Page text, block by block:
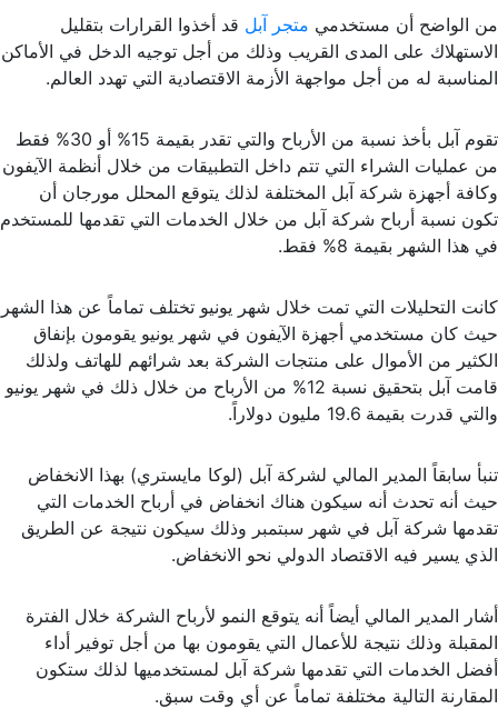
من الواضح أن مستخدمي متجر آبل قد أخذوا القرارات بتقليل
الاستهلاك على المدى القريب وذلك من أجل توجيه الدخل في الأماكن
المناسبة له من أجل مواجهة الأزمة الاقتصادية التي تهدد العالم.
تقوم آبل بأخذ نسبة من الأرباح والتي تقدر بقيمة 15% أو 30% فقط
من عمليات الشراء التي تتم داخل التطبيقات من خلال أنظمة الآيفون
وكافة أجهزة شركة آبل المختلفة لذلك يتوقع المحلل مورجان أن
تكون نسبة أرباح شركة آبل من خلال الخدمات التي تقدمها للمستخدم
في هذا الشهر بقيمة 8% فقط.
كانت التحليلات التي تمت خلال شهر يونيو تختلف تماماً عن هذا الشهر
حيث كان مستخدمي أجهزة الآيفون في شهر يونيو يقومون بإنفاق
الكثير من الأموال على منتجات الشركة بعد شرائهم للهاتف ولذلك
قامت آبل بتحقيق نسبة 12% من الأرباح من خلال ذلك في شهر يونيو
والتي قدرت بقيمة 19.6 مليون دولاراً.
تنبأ سابقاً المدير المالي لشركة آبل (لوكا مايستري) بهذا الانخفاض
حيث أنه تحدث أنه سيكون هناك انخفاض في أرباح الخدمات التي
تقدمها شركة آبل في شهر سبتمبر وذلك سيكون نتيجة عن الطريق
الذي يسير فيه الاقتصاد الدولي نحو الانخفاض.
أشار المدير المالي أيضاً أنه يتوقع النمو لأرباح الشركة خلال الفترة
المقبلة وذلك نتيجة للأعمال التي يقومون بها من أجل توفير أداء
أفضل الخدمات التي تقدمها شركة آبل لمستخدميها لذلك ستكون
المقارنة التالية مختلفة تماماً عن أي وقت سبق.